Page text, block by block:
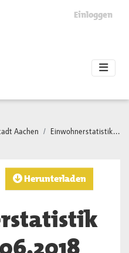
Einloggen
Aachen
Einwohnerstatistik...
Herunterladen